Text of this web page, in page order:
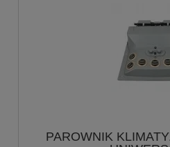
PAROWNIK